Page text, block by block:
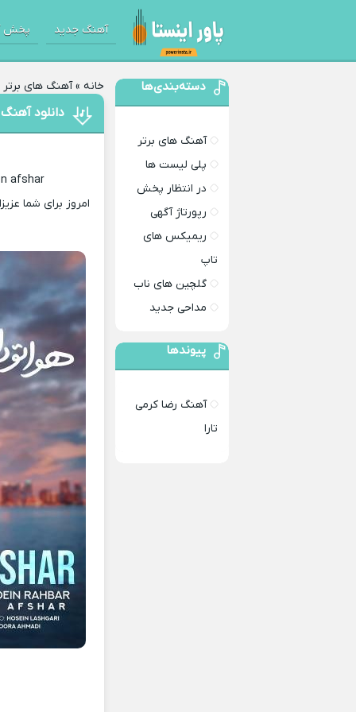
آهنگ جدید پخش
خانه »آهنگ های برتر
دانلود
afshar
امروز برای شما
دسته‌بندی‌ها
آهنگ های برتر
پلی لیست ها
در انتظار پخش
رپورتاژ آگهی
ریمیکس های
تاپ
گلچین های ناب
مداحی جدید
پیوندها
آهنگ رضا کرمی
تارا